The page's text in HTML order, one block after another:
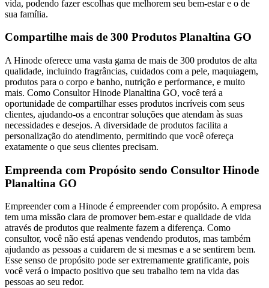
vida, podendo fazer escolhas que melhorem seu bem-estar e o de
sua família.
Compartilhe mais de 300 Produtos Planaltina GO
A Hinode oferece uma vasta gama de mais de 300 produtos de alta
qualidade, incluindo fragrâncias, cuidados com a pele, maquiagem,
produtos para o corpo e banho, nutrição e performance, e muito
mais. Como Consultor Hinode Planaltina GO, você terá a
oportunidade de compartilhar esses produtos incríveis com seus
clientes, ajudando-os a encontrar soluções que atendam às suas
necessidades e desejos. A diversidade de produtos facilita a
personalização do atendimento, permitindo que você ofereça
exatamente o que seus clientes precisam.
Empreenda com Propósito sendo Consultor Hinode
Planaltina GO
Empreender com a Hinode é empreender com propósito. A empresa
tem uma missão clara de promover bem-estar e qualidade de vida
através de produtos que realmente fazem a diferença. Como
consultor, você não está apenas vendendo produtos, mas também
ajudando as pessoas a cuidarem de si mesmas e a se sentirem bem.
Esse senso de propósito pode ser extremamente gratificante, pois
você verá o impacto positivo que seu trabalho tem na vida das
pessoas ao seu redor.